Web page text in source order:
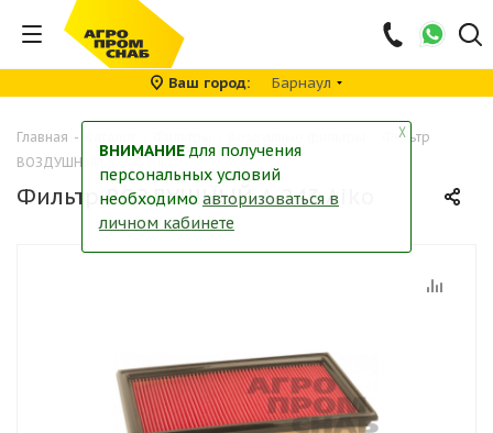
Ваш город Барнаул
Главная -
Фильтр
ВОЗДУШНЫЙ A-243 Aiko
Фильтр ВОЗДУШНЫЙ A-243 Aiko
╳
ВНИМАНИЕ для получения
персональных условий
необходимо авторизоваться в
личном кабинете